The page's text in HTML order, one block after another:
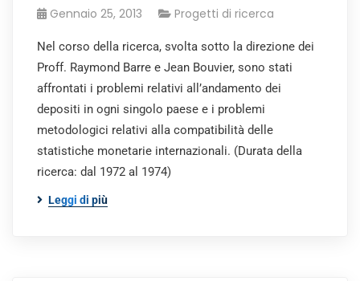
Gennaio 25, 2013 Progetti di ricerca
Nel corso della ricerca, svolta sotto la direzione dei
Proff. Raymond Barre e Jean Bouvier, sono stati
affrontati i problemi relativi all’andamento dei
depositi in ogni singolo paese e i problemi
metodologici relativi alla compatibilità delle
statistiche monetarie internazionali. (Durata della
ricerca: dal 1972 al 1974)
Leggi di più